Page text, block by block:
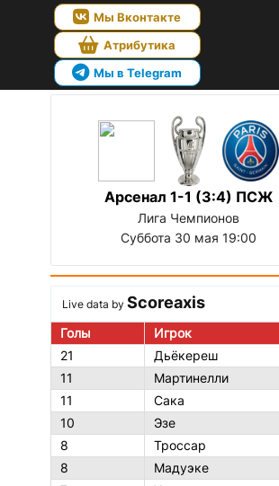
Мы Вконтакте
Атрибутика
Мы в Telegram
Арсенал 1-1 (3:4) ПСЖ
Лига Чемпионов
Суббота 30 мая 19:00
Live data by Scoreaxis
Голы
Игрок
21
Дьёкереш
11
Мартинелли
11
Сака
10
Эзе
8
Троссар
8
Мадуэке